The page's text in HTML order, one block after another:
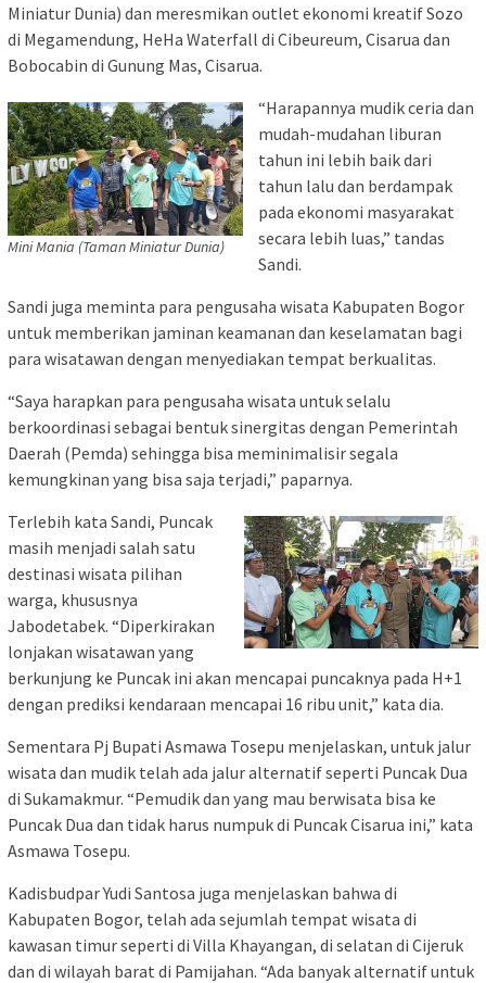
Miniatur Dunia) dan meresmikan outlet ekonomi kreatif Sozo
di Megamendung, HeHa Waterfall di Cibeureum, Cisarua dan
Bobocabin di Gunung Mas, Cisarua.
Mini Mania (Taman Miniatur Dunia)
“Harapannya mudik ceria dan
mudah-mudahan liburan
tahun ini lebih baik dari
tahun lalu dan berdampak
pada ekonomi masyarakat
secara lebih luas,” tandas
Sandi.
Sandi juga meminta para pengusaha wisata Kabupaten Bogor
untuk memberikan jaminan keamanan dan keselamatan bagi
para wisatawan dengan menyediakan tempat berkualitas.
“Saya harapkan para pengusaha wisata untuk selalu
berkoordinasi sebagai bentuk sinergitas dengan Pemerintah
Daerah (Pemda) sehingga bisa meminimalisir segala
kemungkinan yang bisa saja terjadi,” paparnya.
Terlebih kata Sandi, Puncak
masih menjadi salah satu
destinasi wisata pilihan
warga, khususnya
Jabodetabek. “Diperkirakan
lonjakan wisatawan yang
berkunjung ke Puncak ini akan mencapai puncaknya pada H+1
dengan prediksi kendaraan mencapai 16 ribu unit,” kata dia.
Sementara Pj Bupati Asmawa Tosepu menjelaskan, untuk jalur
wisata dan mudik telah ada jalur alternatif seperti Puncak Dua
di Sukamakmur. “Pemudik dan yang mau berwisata bisa ke
Puncak Dua dan tidak harus numpuk di Puncak Cisarua ini,” kata
Asmawa Tosepu.
Kadisbudpar Yudi Santosa juga menjelaskan bahwa di
Kabupaten Bogor, telah ada sejumlah tempat wisata di
kawasan timur seperti di Villa Khayangan, di selatan di Cijeruk
dan di wilayah barat di Pamijahan. “Ada banyak alternatif untuk